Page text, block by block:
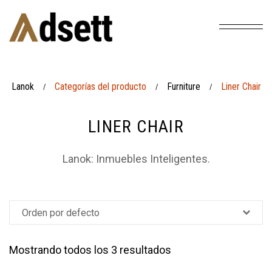
Lanok / Categorías del producto / Furniture / Liner Chair
LINER CHAIR
Lanok: Inmuebles Inteligentes.
Mostrando todos los 3 resultados